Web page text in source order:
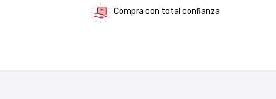
Compra con total confianza